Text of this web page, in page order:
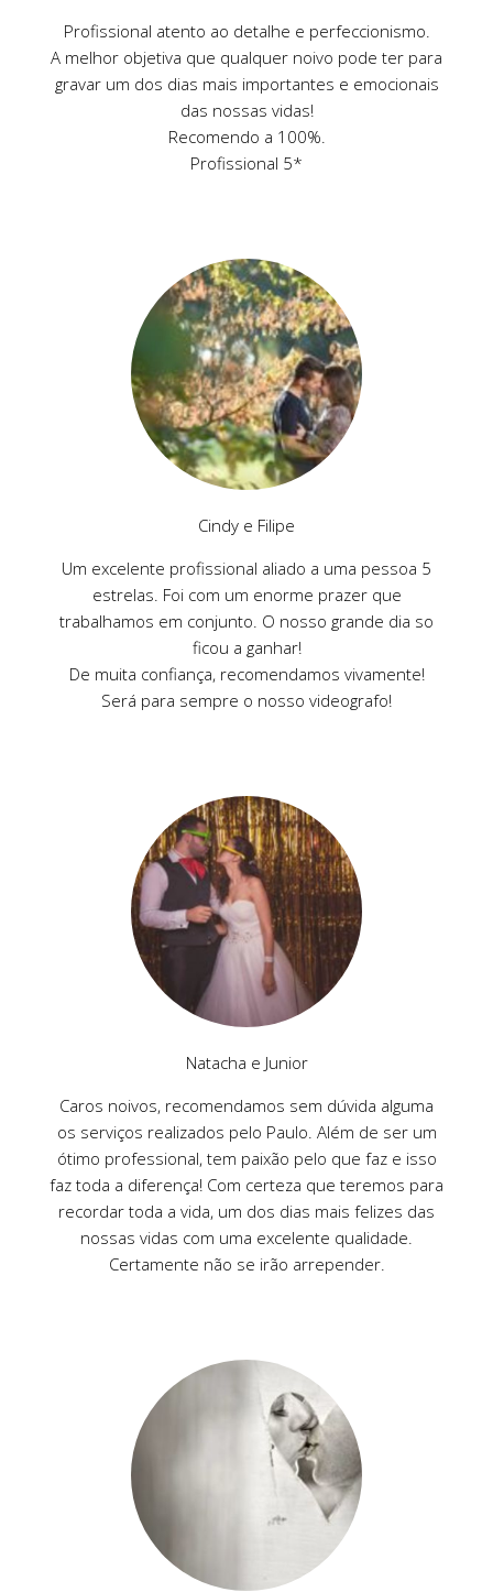
Profissional atento ao detalhe e perfeccionismo.
A melhor objetiva que qualquer noivo pode ter para
gravar um dos dias mais importantes e emocionais
das nossas vidas!
Recomendo a 100%.
Profissional 5*
Cindy e Filipe
Um excelente profissional aliado a uma pessoa 5
estrelas. Foi com um enorme prazer que
trabalhamos em conjunto. O nosso grande dia so
ficou a ganhar!
De muita confiança, recomendamos vivamente!
Será para sempre o nosso videografo!
Natacha e Junior
Caros noivos, recomendamos sem dúvida alguma
os serviços realizados pelo Paulo. Além de ser um
ótimo professional, tem paixão pelo que faz e isso
faz toda a diferença! Com certeza que teremos para
recordar toda a vida, um dos dias mais felizes das
nossas vidas com uma excelente qualidade.
Certamente não se irão arrepender.